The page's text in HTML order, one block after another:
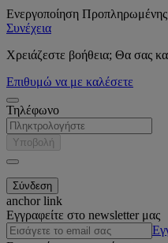
Ενεργοποίηση
Συνέχεια
Χρειάζεστε βοήθεια; Θα σας
Επιθυμώ να με καλέσετε
Τηλέφωνο
Υποβολή
anchor link
Εγγραφείτε στο newsletter μας